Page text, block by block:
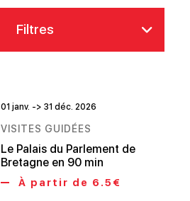
Filtres
01 janv. -> 31 déc. 2026
VISITES GUIDÉES
Le Palais du Parlement de
Bretagne en 90 min
À partir de 6.5€